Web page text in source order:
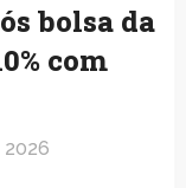
bolsa da
com
2026